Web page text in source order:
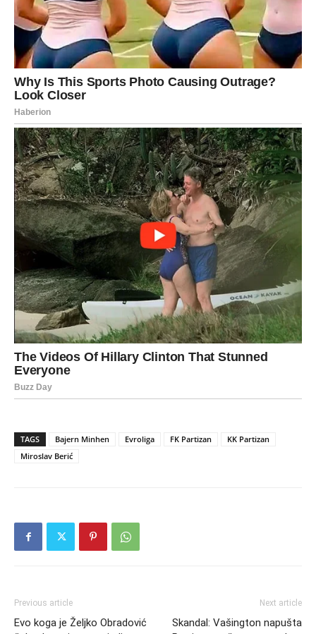
TAGS Bajern Minhen Evroliga FK Partizan
KK Partizan
Miroslav Berić
Previous article
Evo koga je Željko Obradović
Next article
Skandal: Vašington napušta